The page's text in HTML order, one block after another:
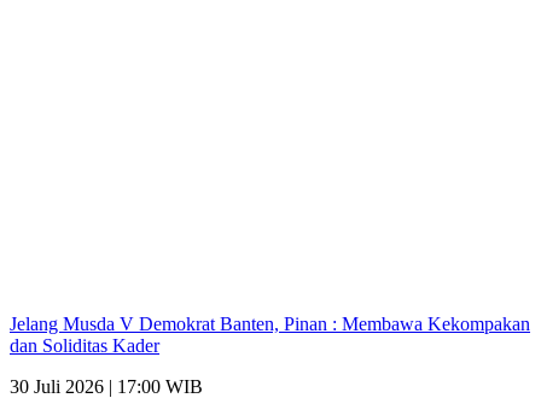
Jelang Musda V Demokrat Banten, Pinan : Membawa Kekompakan
dan Soliditas Kader
30 Juli 2026 | 17:00 WIB